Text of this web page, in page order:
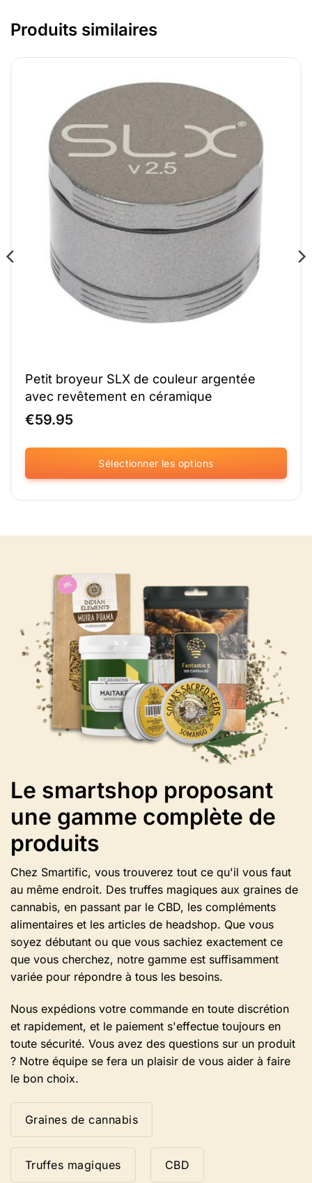
Produits similaires
Petit broyeur SLX de couleur argentée
avec revêtement en céramique
€59.95
Sélectionner les options
Ce
produit
sélectionner
options
sur
page
produit.
Le smartshop proposant
une gamme complète de
produits
Chez Smartific, vous trouverez tout ce qu'il vous faut
au même endroit. Des truffes magiques aux graines de
cannabis, en passant par le CBD, les compléments
alimentaires et les articles de headshop. Que vous
soyez débutant ou que vous sachiez exactement ce
que vous cherchez, notre gamme est suffisamment
variée pour répondre à tous les besoins.
Nous expédions votre commande en toute discrétion
et rapidement, et le paiement s'effectue toujours en
toute sécurité. Vous avez des questions sur un produit
? Notre équipe se fera un plaisir de vous aider à faire
le bon choix.
Graines de cannabis
Truffes magiques CBD